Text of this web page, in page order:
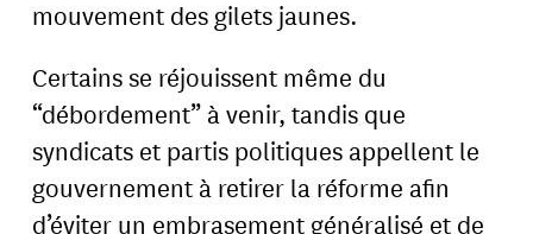
mouvement des gilets jaunes.
Certains se réjouissent même du
“débordement” à venir, tandis que
syndicats et partis politiques appellent le
gouvernement à retirer la réforme afin
d’éviter un embrasement généralisé et de